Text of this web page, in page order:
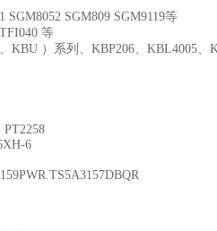
SGM8052 SGM809 SGM9119等
等
KBU ）系列、KBP206、KBL4005、
PT2258
6